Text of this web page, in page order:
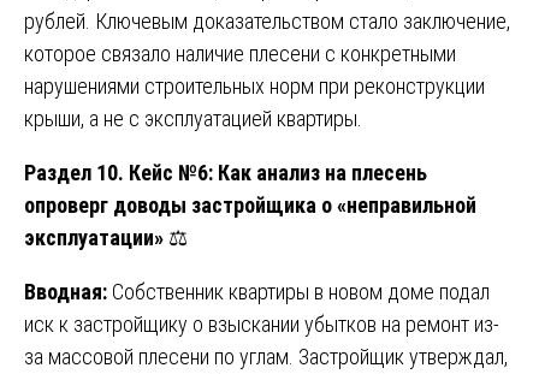
рублей. Ключевым доказательством стало заключение,
которое связало наличие плесени с конкретными
нарушениями строительных норм при реконструкции
крыши, а не с эксплуатацией квартиры.
Раздел 10. Кейс №6: Как анализ на плесень
опроверг доводы застройщика о «неправильной
эксплуатации» ⚖️
Вводная: Собственник квартиры в новом доме подал
иск к застройщику о взыскании убытков на ремонт из-
за массовой плесени по углам. Застройщик утверждал,